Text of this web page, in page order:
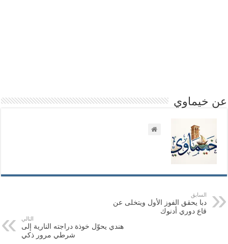
عن خيماوي
السابق
دبا يحقق الفوز الأول ويتخلى عن
قاع دوري أدنوك
التالي
هندي يحوّل خوذة دراجته النارية إلى
شرطي مرور ذكي